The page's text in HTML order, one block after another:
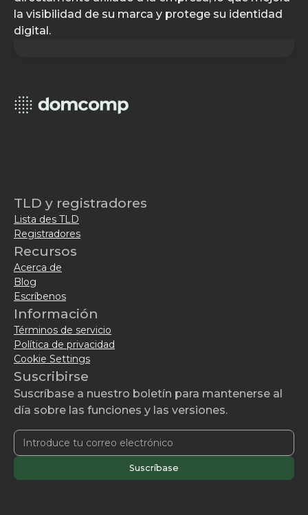
la visibilidad de su marca y protege su identidad
digital.
TLD y registradores
Lista des TLD
Registradores
Recursos
Acerca de
Blog
Escríbenos
Información
Términos de servicio
Política de privacidad
Cookie Settings
Suscribirse
Suscríbase a nuestro boletín para mantenerse al
día sobre las funciones y las versiones.